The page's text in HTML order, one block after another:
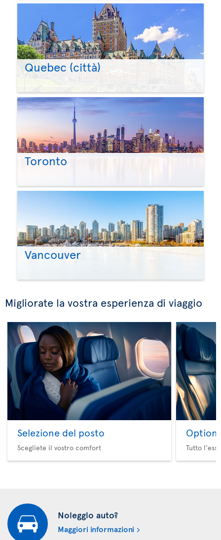
Quebec (città)
Toronto
Vancouver
Migliorate la vostra esperienza di viaggio
Selezione del posto
Scegliete il vostro comfort
Option
Tutto
Noleggio auto?
Maggiori informazioni